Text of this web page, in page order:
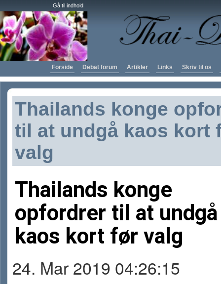
Gå til indhold
Forside Debat forum Artikler Links Skriv til os
Thailands konge
til at undgå kaos kort
valg
Thailands konge
opfordrer til at undgå
kaos kort før valg
24. Mar 2019 04:26:15